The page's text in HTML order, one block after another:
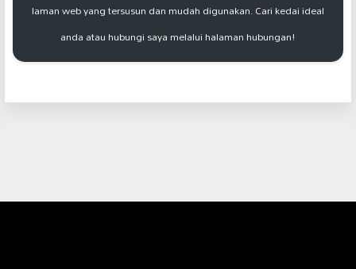
laman web yang tersusun dan mudah digunakan. Cari kedai ideal
anda atau hubungi saya melalui halaman hubungan!